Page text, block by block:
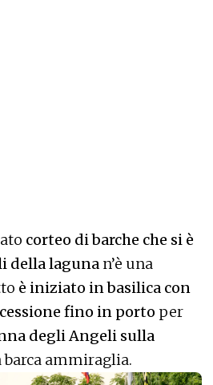
corteo di barche che si è
della laguna n’è una
è iniziato in basilica con
fino in porto per
degli Angeli sulla
barca ammiraglia.